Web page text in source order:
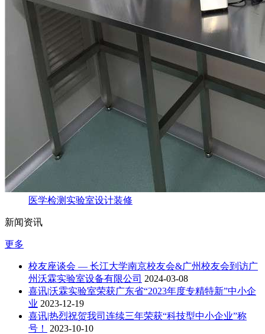
医学检测实验室设计装修
新闻资讯
更多
校友座谈会 — 长江大学南京校友会&广州校友会到访广
州沃霖实验室设备有限公司 2024-03-08
喜讯|沃霖实验室荣获广东省“2023年度专精特新”中小企
业 2023-12-19
喜讯|热烈祝贺我司连续三年荣获“科技型中小企业”称
号！
2023-10-10